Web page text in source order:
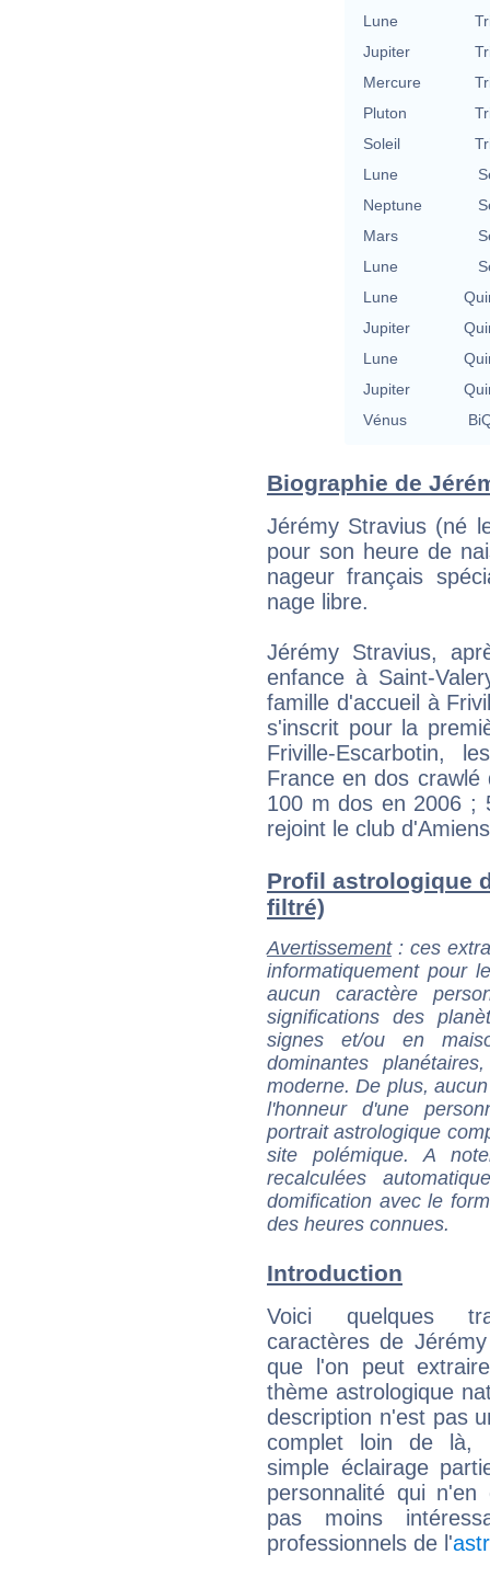
Lune
Jupiter
Mercure
Pluton
Soleil
Lune
Neptune
Mars
Lune
Lune
Jupiter
Lune
Jupiter
Vénus
Biographie de
Jérémy Stravius (né
pour son heure de
nageur français
nage libre.
Jérémy Stravius,
enfance à Saint-
famille d'accueil à
s'inscrit pour la
Friville-Escarbotin,
France en dos
100 m dos en 2006
rejoint le club
Profil astrologique
filtré)
Avertissement: ces
informatiquement pour
aucun caractère
significations des
signes et/ou en
dominantes
moderne. De plus,
l'honneur d'une
portrait astrologique
site polémique. A
recalculées
domification avec le
des heures connues.
Introduction
Voici quelques
caractères de
que l'on peut
thème astrologique
description n'est pas
complet loin de là,
simple éclairage
personnalité qui n'en
pas moins
professionnels de l'